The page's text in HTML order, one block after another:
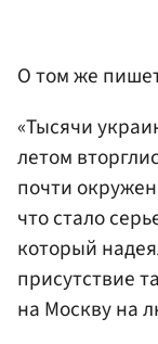
О том же
«Тысячи
летом
почти
что стало
который
присутствие
на Москву на